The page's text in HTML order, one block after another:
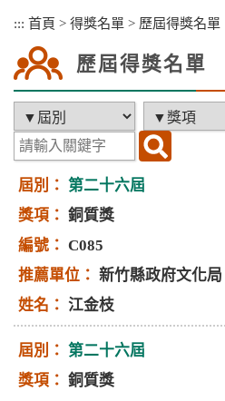
::: 首頁 > 得獎名單 > 歷屆得獎名單
歷屆得獎名單
第二十六屆
銅質獎
C085
新竹縣政府文化局
江金枝
第二十六屆
銅質獎